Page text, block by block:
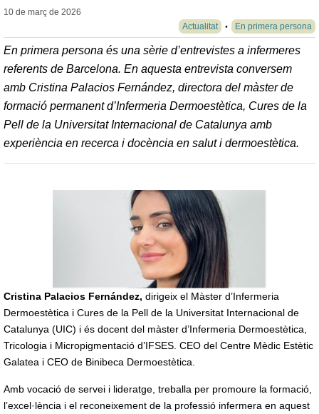
10 de març de 2026
Actualitat
En primera persona
En primera persona és una sèrie d’entrevistes a infermeres
referents de Barcelona. En aquesta entrevista conversem
amb Cristina Palacios Fernández, directora del màster de
formació permanent d’Infermeria Dermoestètica, Cures de la
Pell de la Universitat Internacional de Catalunya amb
experiència en recerca i docència en salut i dermoestètica.
Cristina Palacios Fernández, dirigeix el Màster d’Infermeria
Dermoestètica i Cures de la Pell de la Universitat Internacional de
Catalunya (UIC) i és docent del màster d’Infermeria Dermoestètica,
Tricologia i Micropigmentació d’IFSES. CEO del Centre Mèdic Estètic
Galatea i CEO de Binibeca Dermoestètica.
Amb vocació de servei i lideratge, treballa per promoure la formació,
l’excel·lència i el reconeixement de la professió infermera en aquest